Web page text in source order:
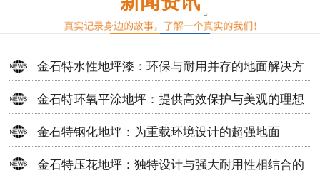
金石特水性地坪漆：环保与耐用并存的地面解决方
案
金石特环氧平涂地坪：提供高效保护与美观的理想
选择
金石特钢化地坪：为重载环境设计的超强地面
金石特压花地坪：独特设计与强大耐用性相结合的